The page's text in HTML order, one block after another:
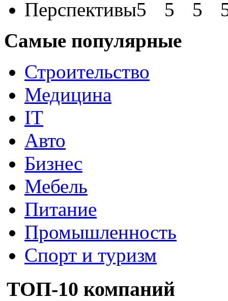
Перспективы
Самые популярные
Строительство
Медицина
IT
Авто
Бизнес
Мебель
Питание
Промышленность
Спорт и туризм
ТОП-10 компаний